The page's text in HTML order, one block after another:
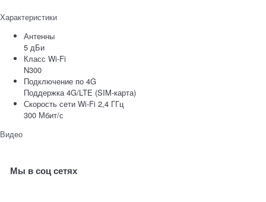
Характеристики
Антенны
5 дБи
Класс Wi-Fi
N300
Подключение по 4G
Поддержка 4G/LTE (SIM-карта)
Скорость сети Wi-Fi 2,4 ГГц
300 Мбит/с
Видео
Мы в соц сетях